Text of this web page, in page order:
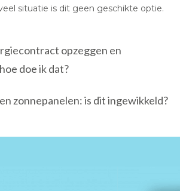
situatie is dit geen geschikte optie.
opzeggen en
doe ik dat?
zonnepanelen: is dit ingewikkeld?